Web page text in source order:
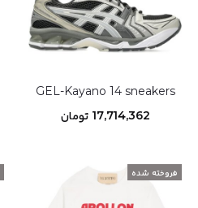
GEL-Kayano 14 sneakers
17,714,362 تومان
فروخته شده